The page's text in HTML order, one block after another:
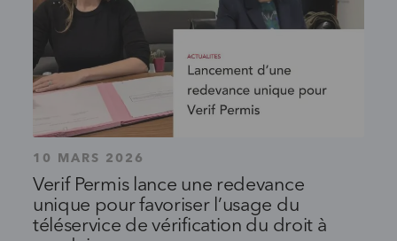
10 MARS 2026
Verif Permis lance une redevance
unique pour favoriser l’usage du
téléservice de vérification du droit à